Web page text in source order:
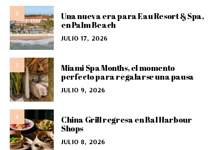
2
Una nueva era para Eau Resort & Spa,
en Palm Beach
JULIO 17, 2026
3
Miami Spa Months, el momento
perfecto para regalarse una pausa
JULIO 9, 2026
4
China Grill regresa en Bal Harbour
Shops
JULIO 8, 2026